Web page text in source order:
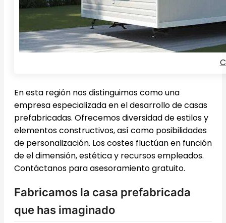
En esta región nos distinguimos como una
empresa especializada en el desarrollo de casas
prefabricadas. Ofrecemos diversidad de estilos y
elementos constructivos, así como posibilidades
de personalización. Los costes fluctúan en función
de el dimensión, estética y recursos empleados.
Contáctanos para asesoramiento gratuito.
Fabricamos la casa prefabricada
que has imaginado